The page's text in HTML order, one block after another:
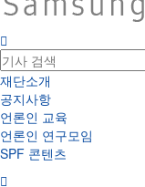
재단소개
공지사항
언론인 교육
언론인 연구모임
SPF 콘텐츠